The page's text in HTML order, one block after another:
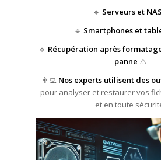
🔹 Serveurs et NAS
🔹 Smartphones et
🔹 Récupération après
panne ⚠️
👨‍💻 Nos experts utilisent des
pour analyser et restaurer vos
et en toute